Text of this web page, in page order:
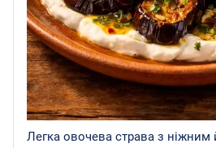
Легка овочева страва з ніжним